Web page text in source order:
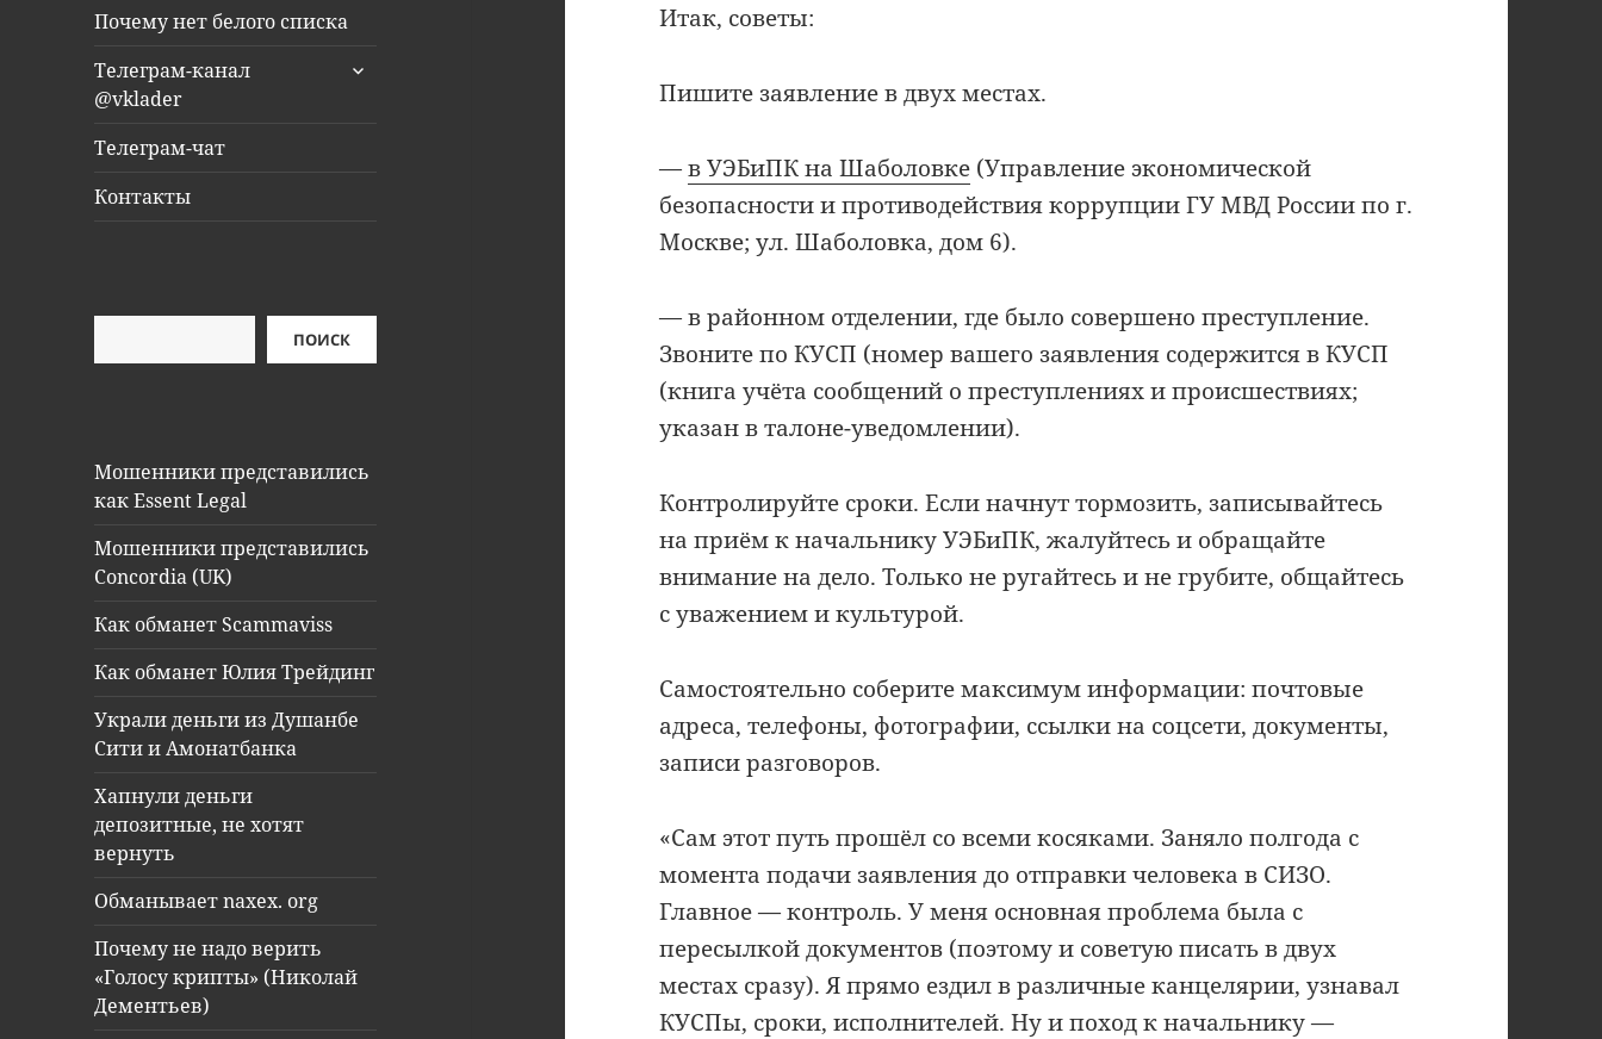
Почему нет белого списка
Телеграм-канал
@vklader
раскрыть
Телеграм-чат
Контакты
ПОИСК
Мошенники представились
как Essent Legal
Мошенники представились
Concordia (UK)
Как обманет Scammaviss
Как обманет Юлия Трейдинг
Украли деньги из Душанбе
Сити и Амонатбанка
Хапнули деньги
депозитные, не хотят
вернуть
Обманывает naxex. org
Почему не надо верить
«Голосу крипты» (Николай
Дементьев)
Итак, советы:
Пишите заявление в двух местах.
—в УЭБиПК на Шаболовке (Управление экономической
безопасности и противодействия коррупции ГУ МВД России по г.
Москве; ул. Шаболовка, дом 6).
— в районном отделении, где было совершено преступление.
Звоните по КУСП (номер вашего заявления содержится в КУСП
(книга учёта сообщений о преступлениях и происшествиях;
указан в талоне-уведомлении).
Контролируйте сроки. Если начнут тормозить, записывайтесь
на приём к начальнику УЭБиПК, жалуйтесь и обращайте
внимание на дело. Только не ругайтесь и не грубите, общайтесь
с уважением и культурой.
Самостоятельно соберите максимум информации: почтовые
адреса, телефоны, фотографии, ссылки на соцсети, документы,
записи разговоров.
«Сам этот путь прошёл со всеми косяками. Заняло полгода с
момента подачи заявления до отправки человека в СИЗО.
Главное — контроль. У меня основная проблема была с
пересылкой документов (поэтому и советую писать в двух
местах сразу). Я прямо ездил в различные канцелярии, узнавал
КУСПы, сроки, исполнителей. Ну и поход к начальнику —